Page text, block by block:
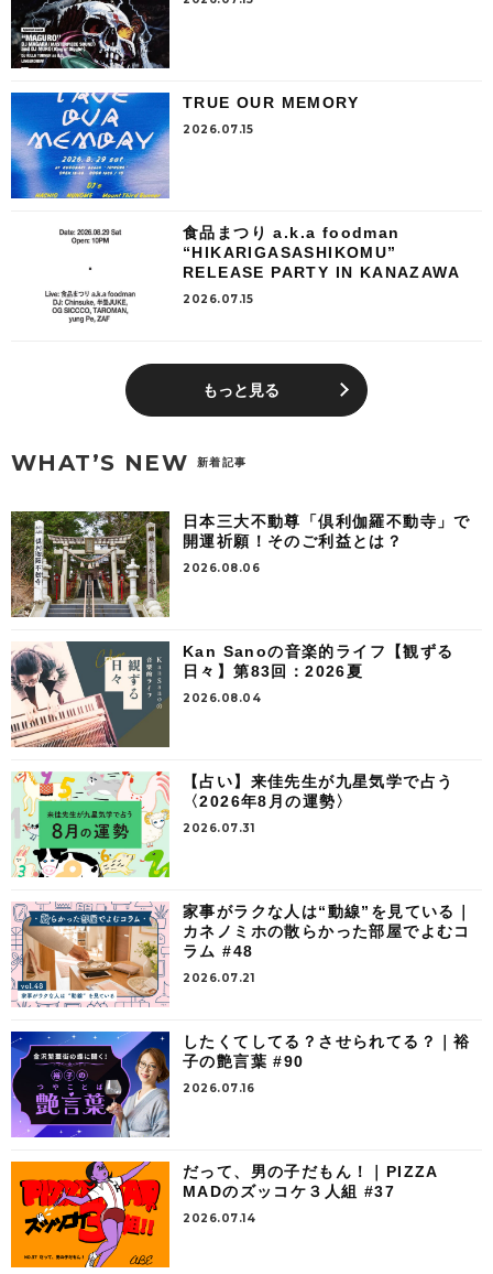
TRUE OUR MEMORY
2026.07.15
食品まつり a.k.a foodman
“HIKARIGASASHIKOMU”
RELEASE PARTY IN KANAZAWA
2026.07.15
もっと見る
WHAT’S NEW 新着記事
日本三大不動尊「倶利伽羅不動寺」で
開運祈願！そのご利益とは？
2026.08.06
Kan Sanoの音楽的ライフ【観ずる
日々】第83回：2026夏
2026.08.04
【占い】来佳先生が九星気学で占う
〈2026年8月の運勢〉
2026.07.31
家事がラクな人は“動線”を見ている｜
カネノミホの散らかった部屋でよむコ
ラム #48
2026.07.21
したくてしてる？させられてる？｜裕
子の艶言葉 #90
2026.07.16
だって、男の子だもん！｜PIZZA
MADのズッコケ３人組 #37
2026.07.14